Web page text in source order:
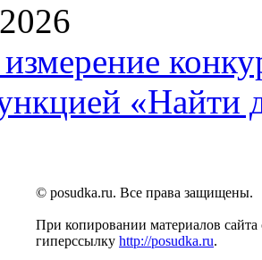
«Найти
© posudka.ru. Все права защищены.
При копировании материалов сайта
гиперссылку http://posudka.ru.